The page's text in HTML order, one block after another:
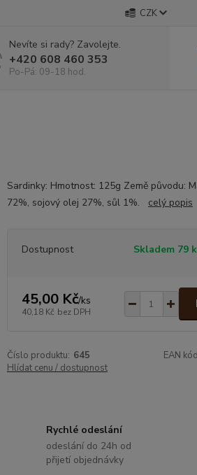
CZK
Nevíte si rady? Zavolejte.
+420 608 460 353
Po-Pá: 09-18 hod.
Sardinky: Hmotnost: 125g Země původu:
72%, sojový olej 27%, sůl 1%. celý popis
Dostupnost Skladem 79
45,00 Kč/ks
40,18 Kč bez DPH
Číslo produktu: 645 EAN
Hlídat cenu / dostupnost
Rychlé odeslání
odeslání do 24h od
přijetí objednávky